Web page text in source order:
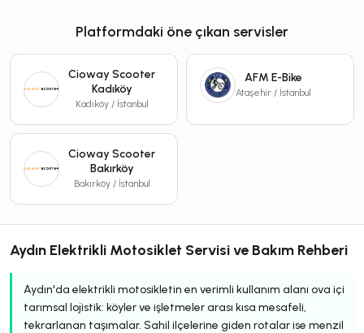
Platformdaki öne çıkan servisler
Cioway Scooter
Kadıköy
Kadıköy / İstanbul
AFM E-Bike
Ataşehir / İstanbul
Cioway Scooter
Bakırköy
Bakırköy / İstanbul
Aydın Elektrikli Motosiklet Servisi ve Bakım Rehberi
Aydın'da elektrikli motosikletin en verimli kullanım alanı ova içi
tarımsal lojistik: köyler ve işletmeler arası kısa mesafeli,
tekrarlanan taşımalar. Sahil ilçelerine giden rotalar ise menzil